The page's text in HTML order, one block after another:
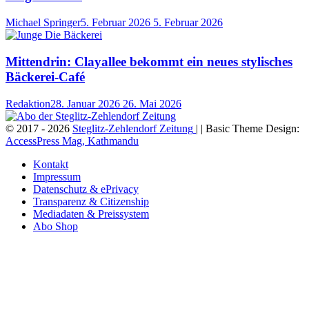
Michael Springer5. Februar 2026 5. Februar 2026
Mittendrin: Clayallee bekommt ein neues stylisches
Bäckerei-Café
Redaktion28. Januar 2026 26. Mai 2026
© 2017 - 2026 Steglitz-Zehlendorf Zeitung | | Basic Theme Design:
AccessPress Mag, Kathmandu
Kontakt
Impressum
Datenschutz & ePrivacy
Transparenz & Citizenship
Mediadaten & Preissystem
Abo Shop